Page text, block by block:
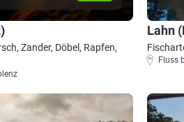
Zander, Döbel, Rapfen,
Lahn
Fluss